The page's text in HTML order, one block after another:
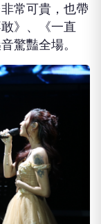
常可貴， 也帶
》、《一直
驚豔全場。